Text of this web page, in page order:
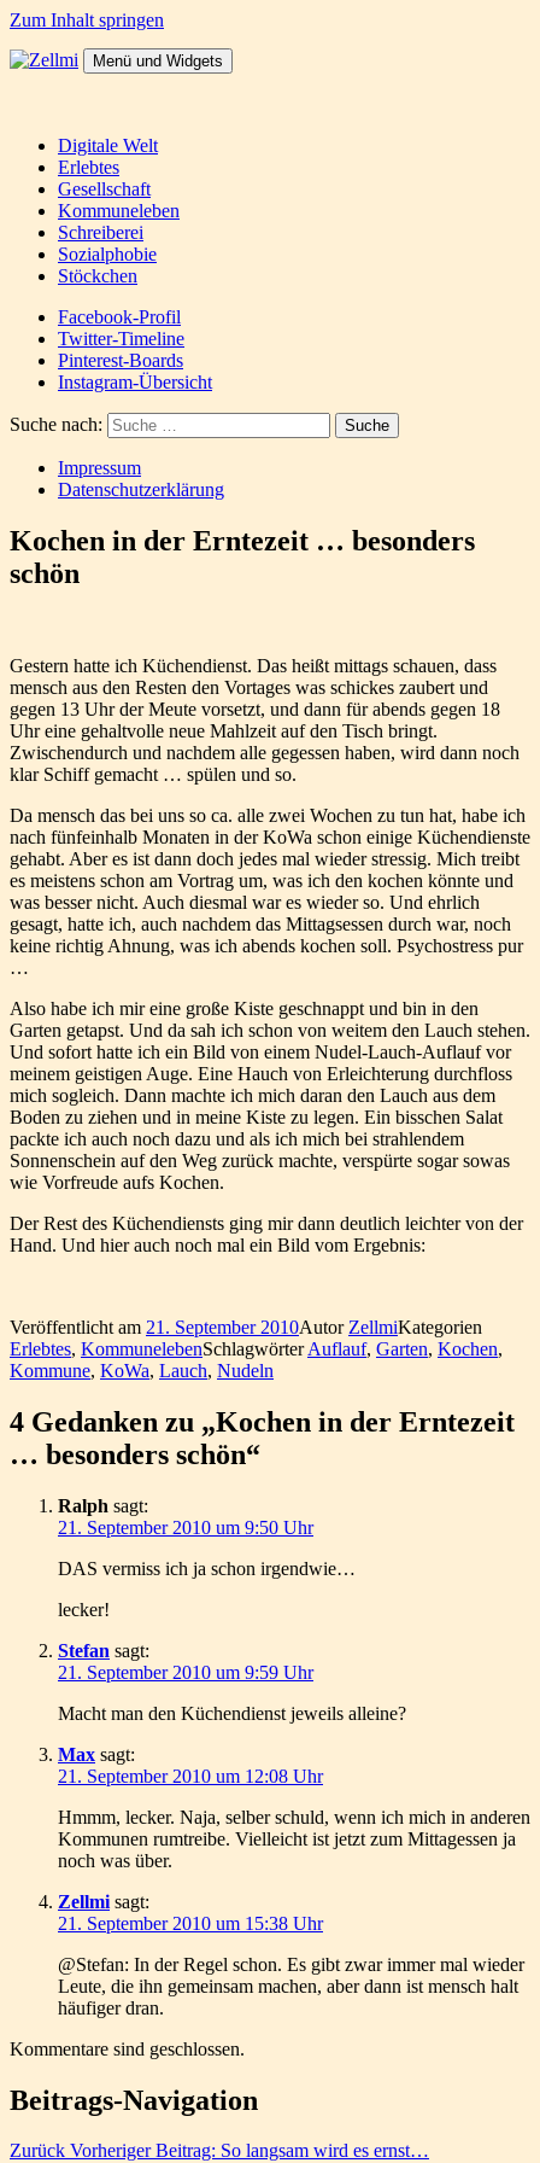
Zum Inhalt springen
Menü und Widgets
Digitale Welt
Erlebtes
Gesellschaft
Kommuneleben
Schreiberei
Sozialphobie
Stöckchen
Facebook-Profil
Twitter-Timeline
Pinterest-Boards
Instagram-Übersicht
Suche nach:
Impressum
Datenschutzerklärung
Kochen in der Erntezeit … besonders
schön
Gestern hatte ich Küchendienst. Das heißt mittags schauen, dass
mensch aus den Resten den Vortages was schickes zaubert und
gegen 13 Uhr der Meute vorsetzt, und dann für abends gegen 18
Uhr eine gehaltvolle neue Mahlzeit auf den Tisch bringt.
Zwischendurch und nachdem alle gegessen haben, wird dann noch
klar Schiff gemacht … spülen und so.
Da mensch das bei uns so ca. alle zwei Wochen zu tun hat, habe ich
nach fünfeinhalb Monaten in der KoWa schon einige Küchendienste
gehabt. Aber es ist dann doch jedes mal wieder stressig. Mich treibt
es meistens schon am Vortrag um, was ich den kochen könnte und
was besser nicht. Auch diesmal war es wieder so. Und ehrlich
gesagt, hatte ich, auch nachdem das Mittagsessen durch war, noch
keine richtig Ahnung, was ich abends kochen soll. Psychostress pur
…
Also habe ich mir eine große Kiste geschnappt und bin in den
Garten getapst. Und da sah ich schon von weitem den Lauch stehen.
Und sofort hatte ich ein Bild von einem Nudel-Lauch-Auflauf vor
meinem geistigen Auge. Eine Hauch von Erleichterung durchfloss
mich sogleich. Dann machte ich mich daran den Lauch aus dem
Boden zu ziehen und in meine Kiste zu legen. Ein bisschen Salat
packte ich auch noch dazu und als ich mich bei strahlendem
Sonnenschein auf den Weg zurück machte, verspürte sogar sowas
wie Vorfreude aufs Kochen.
Der Rest des Küchendiensts ging mir dann deutlich leichter von der
Hand. Und hier auch noch mal ein Bild vom Ergebnis:
Veröffentlicht am 21. September 2010Autor ZellmiKategorien
Erlebtes, KommunelebenSchlagwörterAuflauf, Garten, Kochen,
Kommune, KoWa, Lauch, Nudeln
4 Gedanken zu „Kochen in der Erntezeit
… besonders schön“
Ralph sagt:
21. September 2010 um 9:50 Uhr
DAS vermiss ich ja schon irgendwie…
lecker!
Stefan sagt:
21. September 2010 um 9:59 Uhr
Macht man den Küchendienst jeweils alleine?
Max sagt:
21. September 2010 um 12:08 Uhr
Hmmm, lecker. Naja, selber schuld, wenn ich mich in anderen
Kommunen rumtreibe. Vielleicht ist jetzt zum Mittagessen ja
noch was über.
Zellmi sagt:
21. September 2010 um 15:38 Uhr
@Stefan: In der Regel schon. Es gibt zwar immer mal wieder
Leute, die ihn gemeinsam machen, aber dann ist mensch halt
häufiger dran.
Kommentare sind geschlossen.
Beitrags-Navigation
Zurück Vorheriger Beitrag: So langsam wird es ernst…